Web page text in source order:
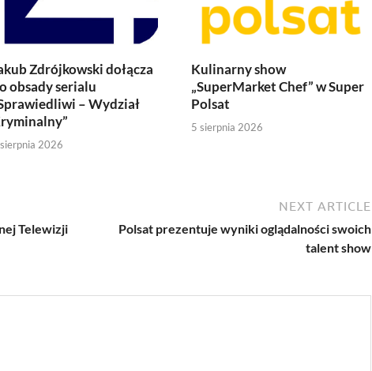
Zdrójkowski dołącza
obsady serialu
– Wydział
2026
Kulinarny show
„SuperMarket Chef” w Super
Polsat
5 sierpnia 2026
Telewizji
NEXT ARTICLE
Polsat prezentuje wyniki oglądalności swoich
talent show